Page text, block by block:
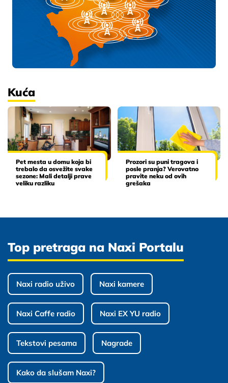
Kuća
Pet mesta u domu koja bi
trebalo da osvežite svake
sezone: Mali detalji prave
veliku razliku
Prozori su puni tragova i
posle pranja? Verovatno
pravite neku od ovih
grešaka
Top pretraga na Naxi Portalu
Naxi radio uživo Naxi kamere
Naxi Caffe radio Naxi EX YU radio
Tekstovi pesama Nagrade
Kako da slušam Naxi?